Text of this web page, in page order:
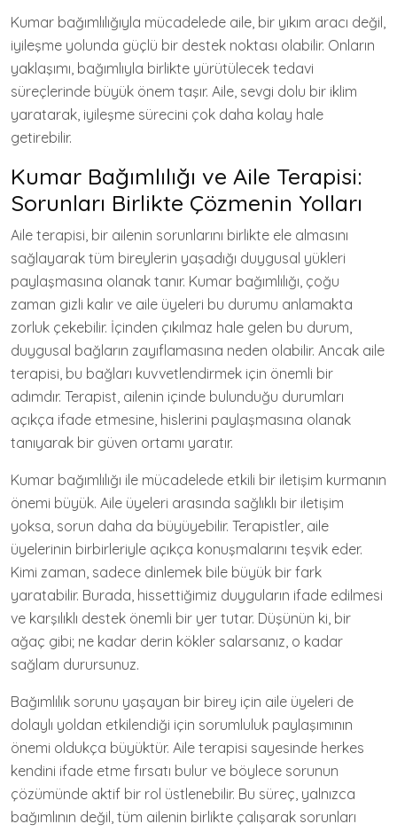
Kumar bağımlılığıyla mücadelede aile, bir yıkım aracı değil,
iyileşme yolunda güçlü bir destek noktası olabilir. Onların
yaklaşımı, bağımlıyla birlikte yürütülecek tedavi
süreçlerinde büyük önem taşır. Aile, sevgi dolu bir iklim
yaratarak, iyileşme sürecini çok daha kolay hale
getirebilir.
Kumar Bağımlılığı ve Aile Terapisi:
Sorunları Birlikte Çözmenin Yolları
Aile terapisi, bir ailenin sorunlarını birlikte ele almasını
sağlayarak tüm bireylerin yaşadığı duygusal yükleri
paylaşmasına olanak tanır. Kumar bağımlılığı, çoğu
zaman gizli kalır ve aile üyeleri bu durumu anlamakta
zorluk çekebilir. İçinden çıkılmaz hale gelen bu durum,
duygusal bağların zayıflamasına neden olabilir. Ancak aile
terapisi, bu bağları kuvvetlendirmek için önemli bir
adımdır. Terapist, ailenin içinde bulunduğu durumları
açıkça ifade etmesine, hislerini paylaşmasına olanak
tanıyarak bir güven ortamı yaratır.
Kumar bağımlılığı ile mücadelede etkili bir iletişim kurmanın
önemi büyük. Aile üyeleri arasında sağlıklı bir iletişim
yoksa, sorun daha da büyüyebilir. Terapistler, aile
üyelerinin birbirleriyle açıkça konuşmalarını teşvik eder.
Kimi zaman, sadece dinlemek bile büyük bir fark
yaratabilir. Burada, hissettiğimiz duyguların ifade edilmesi
ve karşılıklı destek önemli bir yer tutar. Düşünün ki, bir
ağaç gibi; ne kadar derin kökler salarsanız, o kadar
sağlam durursunuz.
Bağımlılık sorunu yaşayan bir birey için aile üyeleri de
dolaylı yoldan etkilendiği için sorumluluk paylaşımının
önemi oldukça büyüktür. Aile terapisi sayesinde herkes
kendini ifade etme fırsatı bulur ve böylece sorunun
çözümünde aktif bir rol üstlenebilir. Bu süreç, yalnızca
bağımlının değil, tüm ailenin birlikte çalışarak sorunları